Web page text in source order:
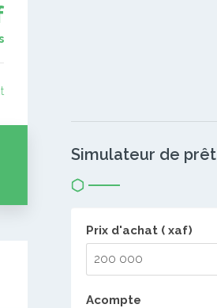
Simulateur de prêt
Prix d'achat ( xaf)
Acompte